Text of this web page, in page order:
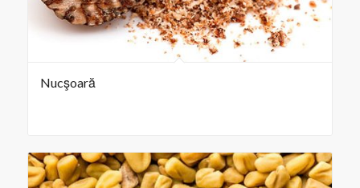
Nucşoară